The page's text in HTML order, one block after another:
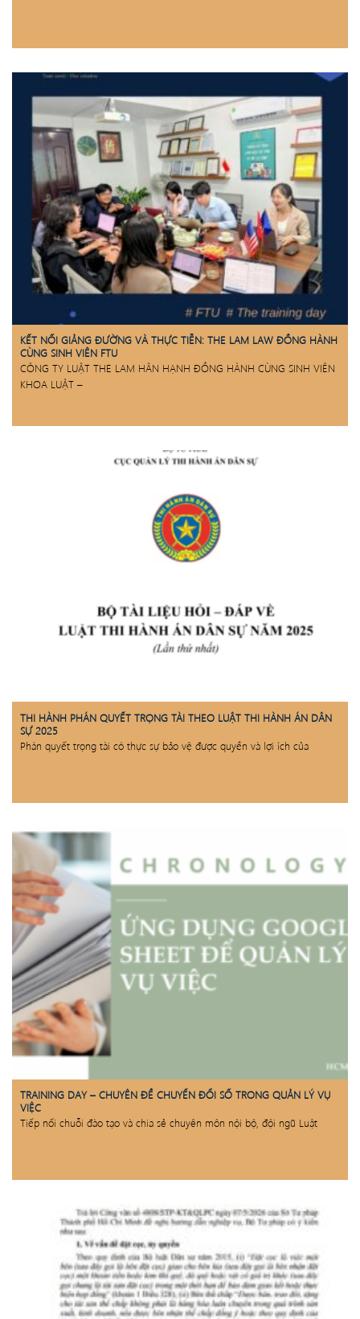
KẾT NỐI GIẢNG ĐƯỜNG VÀ THỰC TIỄN: THE LAM LAW ĐỒNG HÀNH
CÙNG SINH VIÊN FTU
CÔNG TY LUẬT THE LAM HÂN HẠNH ĐỒNG HÀNH CÙNG SINH VIÊN
KHOA LUẬT –
THI HÀNH PHÁN QUYẾT TRỌNG TÀI THEO LUẬT THI HÀNH ÁN DÂN
SỰ 2025
Phán quyết trọng tài có thực sự bảo vệ được quyền và lợi ích của
TRAINING DAY – CHUYÊN ĐỀ CHUYỂN ĐỔI SỐ TRONG QUẢN LÝ VỤ
VIỆC
Tiếp nối chuỗi đào tạo và chia sẻ chuyên môn nội bộ, đội ngũ Luật